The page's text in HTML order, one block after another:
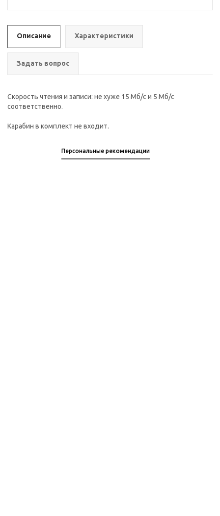
Описание Характеристики
Задать вопрос
Скорость чтения и записи: не хуже 15 Мб/c и 5 Мб/с
соответственно.
Карабин в комплект не входит.
Персональные рекомендации